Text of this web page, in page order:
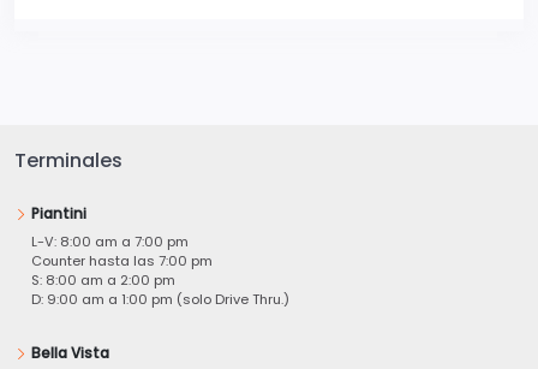
Terminales
Piantini
L-V: 8:00 am a 7:00 pm
Counter hasta las 7:00 pm
S: 8:00 am a 2:00 pm
D: 9:00 am a 1:00 pm (solo Drive Thru.)
Bella Vista